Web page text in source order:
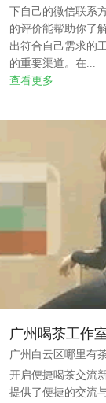
下自己的微信联系
的评价能帮助你了
出符合自己需求的
的重要渠道。在...
查看更多
广州喝茶工作
广州白云区哪里有
开启便捷喝茶交流
提供了便捷的交流